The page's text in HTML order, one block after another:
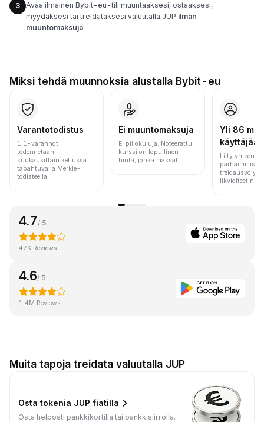
3
Avaa ilmainen Bybit-eu-tili muuntaaksesi, ostaaksesi,
myydäksesi tai treidataksesi valuutalla JUP ilman
muuntomaksuja.
Miksi tehdä muunnoksia alustalla Bybit-eu
Varantotodistus
1:1-varannot
todennetaan
kuukausittain ketjussa
tapahtuvalla Merkle-
todisteella.
Ei muuntomaksuja
Ei piilokuluja. Noteerattu
kurssi on lopullinen
hinta, jonka maksat.
Yli 86 milj.
käyttäjää
Liity yhteen
parhaimmista
likviditeetin
4.7/ 5
47K Reviews
4.6/ 5
1.4M Reviews
Muita tapoja treidata valuutalla JUP
Osta tokenia JUP fiatilla
Osta helposti pankkikortilla tai pankkisiirrolla.